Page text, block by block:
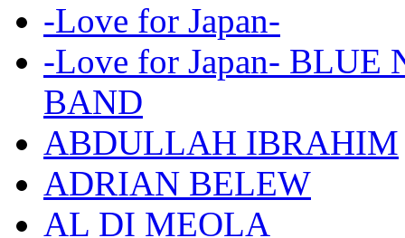
-Love for Japan-
-Love for Japan- BLUE
BAND
ABDULLAH IBRAHIM
ADRIAN BELEW
AL DI MEOLA